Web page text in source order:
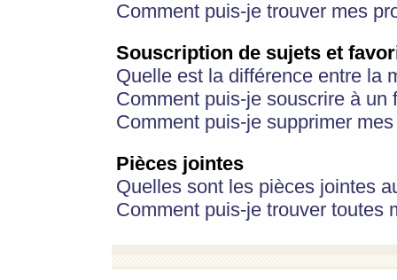
Comment puis-je trouver mes
Souscription de sujets et
Quelle est la différence entre la
Comment puis-je souscrire à
Comment puis-je supprimer
Pièces jointes
Quelles sont les pièces jointes
Comment puis-je trouver toutes